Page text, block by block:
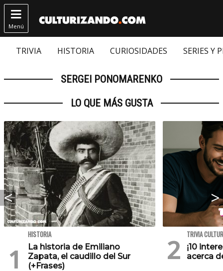

Menú
TRIVIA HISTORIA CURIOSIDADES SERIES Y
SERGEI PONOMARENKO
LO QUE MÁS GUSTA
HISTORIA
La historia de Emiliano
Zapata, el caudillo del Sur
(+Frases)
TRIVIA
¡10
acerca